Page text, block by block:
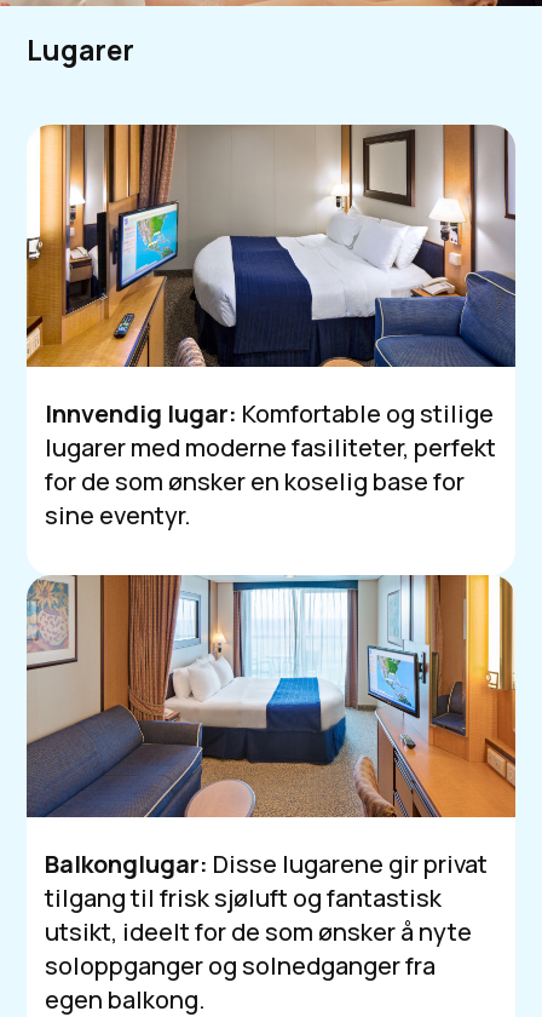
Lugarer
Innvendig lugar: Komfortable og stilige
lugarer med moderne fasiliteter, perfekt
for de som ønsker en koselig base for
sine eventyr.
Balkonglugar: Disse lugarene gir privat
tilgang til frisk sjøluft og fantastisk
utsikt, ideelt for de som ønsker å nyte
soloppganger og solnedganger fra
egen balkong.